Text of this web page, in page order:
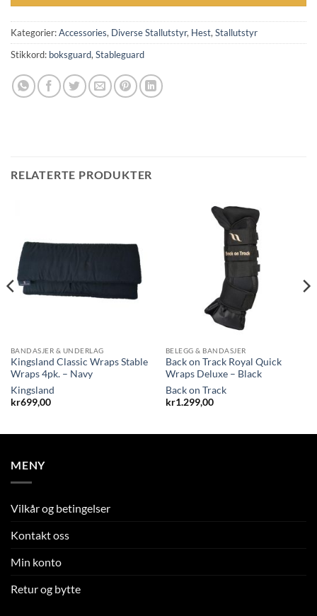
Kategorier:Accessories, Diverse Stallutstyr, Hest, Stallutstyr
Stikkord: boksguard, Stableguard
RELATERTE PRODUKTER
BANDASJER & UNDERLAG
Kingsland Classic Wraps Stable
Wraps 4pk. – Navy
Kingsland
kr699,00
BELEGG & BANDASJER
Back on Track Royal Quick
Wraps Deluxe – Black
Back on Track
kr1.299,00
MENY
Vilkår og betingelser
Kontakt oss
Min konto
Retur og bytte